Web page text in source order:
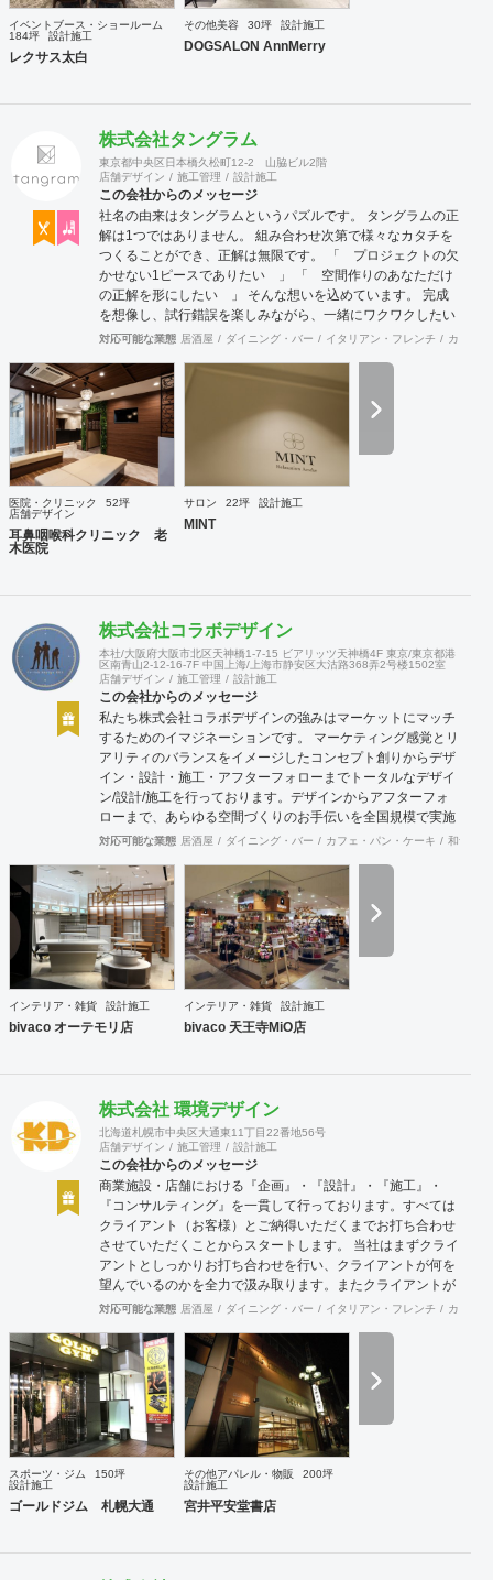
イベントブース・ショールーム
184坪
設計施工
レクサス太白
その他美容 30坪 設計施工
DOGSALON AnnMerry
株式会社タングラム
東京都中央区日本橋久松町12-2 山脇ビル2階
店舗デザイン
施工管理 設計施工
この会社からのメッセージ
社名の由来はタングラムというパズルです。 タングラムの正
解は1つではありません。 組み合わせ次第で様々なカタチを
つくることができ、正解は無限です。 「 プロジェクトの欠
かせない1ピースでありたい 」 「 空間作りのあなただけ
の正解を形にしたい 」 そんな想いを込めています。 完成
を想像し、試行錯誤を楽しみながら、 ​一緒にワクワクしたい
と思っています。
対応可能な業態 居酒屋 ダイニング・バー イタリアン・フレンチ カフェ
医院・クリニック
52坪
店舗デザイン
耳鼻咽喉科クリニック 老
木医院
サロン 22坪 設計施工
MINT
株式会社コラボデザイン
本社/大阪府大阪市北区天神橋1-7-15 ビアリッツ天神橋4F 東京/東京都港
区南青山2-12-16-7F 中国上海/上海市静安区大沽路368弄2号楼1502室
店舗デザイン
施工管理 設計施工
この会社からのメッセージ
私たち株式会社コラボデザインの強みはマーケットにマッチ
するためのイマジネーションです。 マーケティング感覚とリ
アリティのバランスをイメージしたコンセプト創りからデザ
イン・設計・施工・アフターフォローまでトータルなデザイ
ン/設計/施工を行っております。デザインからアフターフォ
ローまで、あらゆる空間づくりのお手伝いを全国規模で実施
できます。上海にもオフィスがございますので、中国での実
対応可能な業態 居酒屋 ダイニング・バー カフェ・パン・ケーキ 和食・
インテリア・雑貨 設計施工
bivaco オーテモリ店
インテリア・雑貨 設計施工
bivaco 天王寺MiO店
株式会社 環境デザイン
北海道札幌市中央区大通東11丁目22番地56号
店舗デザイン
施工管理 設計施工
この会社からのメッセージ
商業施設・店舗における『企画』・『設計』・『施工』・
『コンサルティング』を一貫して行っております。すべては
クライアント（お客様）とご納得いただくまでお打ち合わせ
させていただくことからスタートします。 当社はまずクライ
アントとしっかりお打ち合わせを行い、クライアントが何を
望んでいるのかを全力で汲み取ります。またクライアントが
思い描いていることをどのように表現していいのかお困りの
培ってきた当社ならではのノウハウでご提案いたします。
対応可能な業態 居酒屋 ダイニング・バー イタリアン・フレンチ カフェ
スポーツ・ジム
150坪
設計施工
ゴールドジム 札幌大通
その他アパレル・物販
200坪
設計施工
宮井平安堂書店